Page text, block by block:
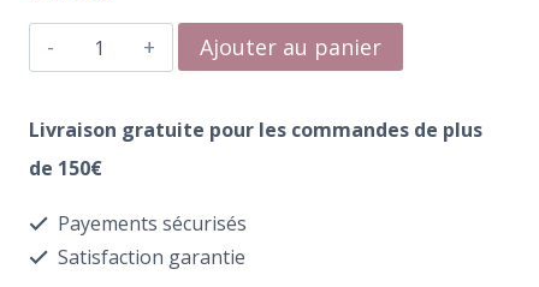
quantité
de
Crème
Mains
Corps
Feel
Ajouter au panier
Livraison gratuite pour les commandes de plus
de 150€
Payements sécurisés
Satisfaction garantie